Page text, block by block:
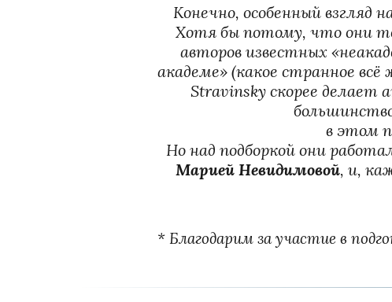
Конечно, особенный взгляд
Хотя бы потому, что они
авторов известных
академе» (какое странное
Stravinsky скорее делает
в этом
Марией Невидимовой, и,
* Благодарим за участие в